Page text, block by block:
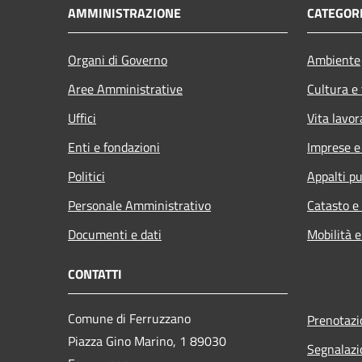
AMMINISTRAZIONE
Organi di Governo
Aree Amministrative
Uffici
Enti e fondazioni
Politici
Personale Amministrativo
Documenti e dati
Ambiente
Cultura
Vita
Imprese
Appalti
Catasto
Mobilità
CONTATTI
Comune di Ferruzzano
Piazza Gino Marino, 1 89030